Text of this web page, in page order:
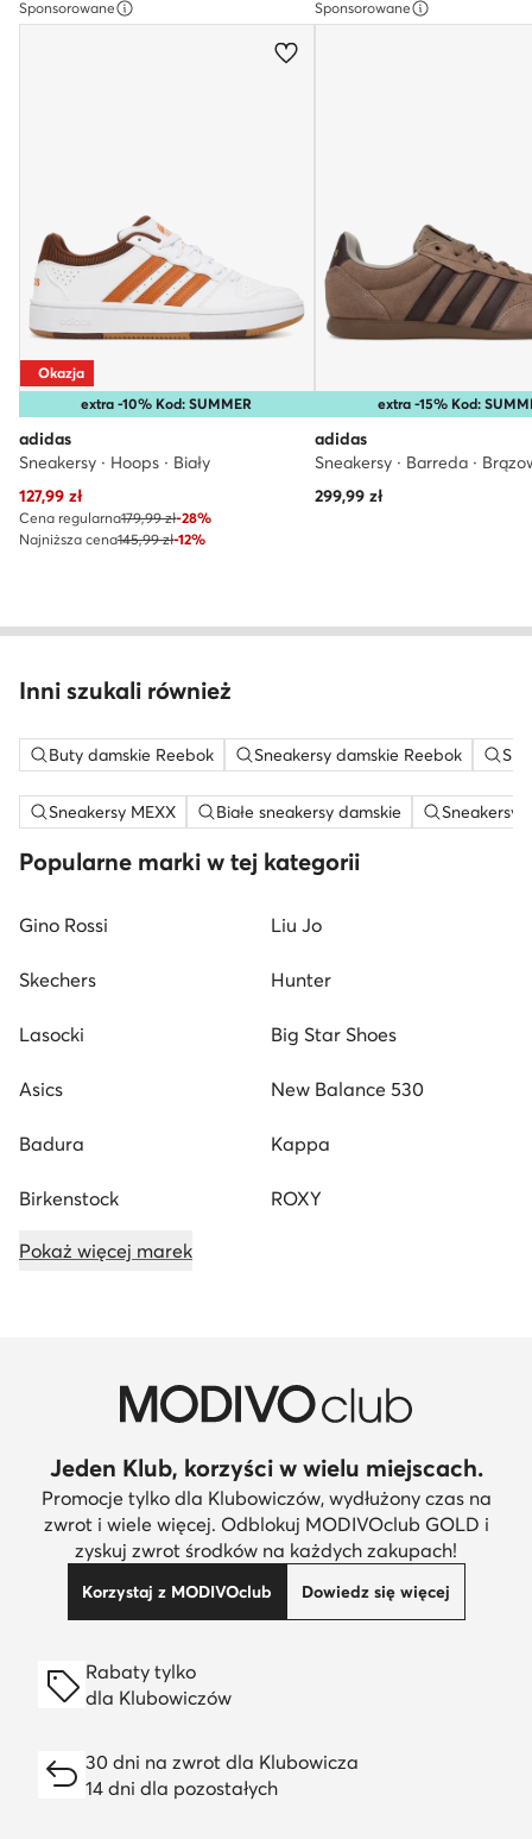
Sponsorowane
extra -10% Kod: SUMMER
Okazja
adidas
Sneakersy · Hoops · Biały
Aktualna cena
127,99 zł
Cena regularna179,99 zł-28%
Najniższa cena145,99 zł-12%
Sponsorowane
extra -15% Kod:
adidas
Sneakersy · Barreda ·
299,99zł
Inni szukali również
Buty damskie Reebok Sneakersy damskie Reebok
Sneakersy MEXX Białe sneakersy damskie Sneakersy
Popularne marki w tej kategorii
Gino Rossi Liu Jo
Skechers Hunter
Lasocki Big Star Shoes
Asics New Balance 530
Badura Kappa
Birkenstock ROXY
Pokaż więcej marek
Jeden Klub, korzyści w wielu miejscach.
Promocje tylko dla Klubowiczów, wydłużony czas na
zwrot i wiele więcej. Odblokuj MODIVOclub GOLD i
zyskuj zwrot środków na każdych zakupach!
Korzystaj z MODIVOclub Dowiedz się więcej
Rabaty tylko
dla Klubowiczów
30 dni na zwrot dla Klubowicza
14 dni dla pozostałych